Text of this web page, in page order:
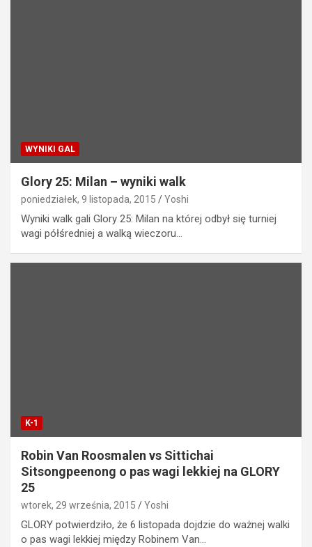
WYNIKI GAL
Glory 25: Milan – wyniki walk
poniedziałek, 9 listopada, 2015 Yoshi
Wyniki walk gali Glory 25: Milan na której odbył się turniej
wagi półśredniej a walką wieczoru…
K-1
Robin Van Roosmalen vs Sittichai
Sitsongpeenong o pas wagi lekkiej na GLORY
25
wtorek, 29 września, 2015 Yoshi
GLORY potwierdziło, że 6 listopada dojdzie do ważnej walki
o pas wagi lekkiej między Robinem Van…